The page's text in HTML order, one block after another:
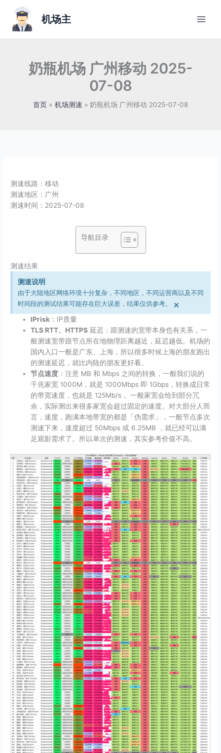
机场主
奶瓶机场 广州移动 2025-
07-08
首页 机场测速 奶瓶机场 广州移动 2025-07-08
测速线路：移动
测速地区： 广州
测速时间： 2025-07-08
导航目录
测速结果
测速说明
由于大陆地区网络环境十分复杂，不同地区，不同运营商以及不同
时间段的测试结果可能存在巨大误差，结果仅供参考。
×
IPrisk ：IP质量
TLS RTT、HTTPS 延迟：跟测速的宽带本身也有关系，一
般测速宽带跟节点所在地物理距离越近，延迟越低。机场的
国内入口一般是广东、上海，所以很多时候上海的朋友跑出
的测速延迟，就比内陆的朋友更好看。
节点速度 ：注意 MB 和 Mbps 之间的转换，一般我们说的
千兆家宽 1000M，就是 1000Mbps 即 1Gbps，转换成日常
的带宽速度，也就是 125Mb/​s 。一般家宽会给到部分冗
余，实际测出来很多家宽会超过固定的速度。对大部分人而
言，速度，跑满本地带宽的都是「伪需求」，一般节点多次
测速下来，速度超过 50Mbps 或 6.25MB ，就已经可以满
足观影需求了。所以单次的测速，其实参考价值不高。